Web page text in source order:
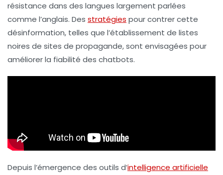
résistance dans des langues largement parlées
comme l’anglais. Des stratégies pour contrer cette
désinformation, telles que l’établissement de listes
noires de sites de propagande, sont envisagées pour
améliorer la fiabilité des chatbots.
Depuis l’émergence des outils d’intelligence artificielle